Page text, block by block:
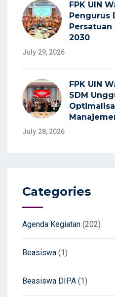
FPK UIN
Pengurus
Persatuan
2030
July 29, 2026
FPK UIN
SDM
July 28, 2026
Categories
Agenda Kegiatan (202)
Beasiswa (1)
Beasiswa DIPA (1)